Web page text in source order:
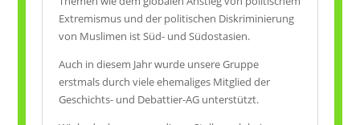
Extremismus und der politischen Diskriminierung
von Muslimen ist Süd- und Südostasien.
Auch in diesem Jahr wurde unsere Gruppe
erstmals durch viele ehemaliges Mitglied der
Geschichts- und Debattier-AG unterstützt.